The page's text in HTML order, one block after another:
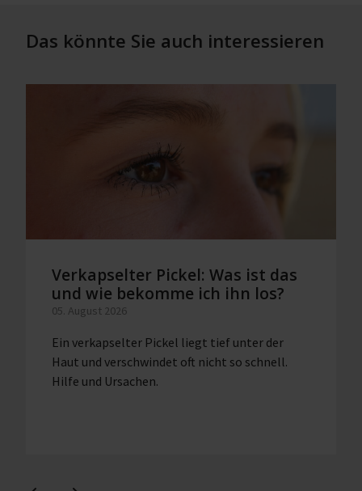
Das könnte Sie auch interessieren
Verkapselter Pickel: Was ist das
und wie bekomme ich ihn los?
05. August 2026
Ein verkapselter Pickel liegt tief unter der
Haut und verschwindet oft nicht so schnell.
Hilfe und Ursachen.